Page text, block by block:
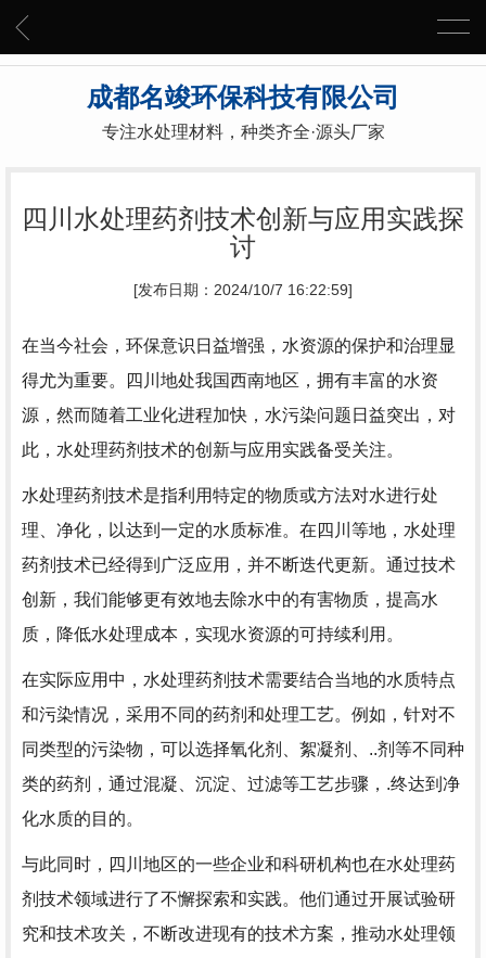
成都名竣环保科技有限公司
专注水处理材料，种类齐全·源头厂家
四川水处理药剂技术创新与应用实践探
讨
[发布日期：2024/10/7 16:22:59]
在当今社会，环保意识日益增强，水资源的保护和治理显
得尤为重要。四川地处我国西南地区，拥有丰富的水资
源，然而随着工业化进程加快，水污染问题日益突出，对
此，水处理药剂技术的创新与应用实践备受关注。
水处理药剂技术是指利用特定的物质或方法对水进行处
理、净化，以达到一定的水质标准。在四川等地，水处理
药剂技术已经得到广泛应用，并不断迭代更新。通过技术
创新，我们能够更有效地去除水中的有害物质，提高水
质，降低水处理成本，实现水资源的可持续利用。
在实际应用中，水处理药剂技术需要结合当地的水质特点
和污染情况，采用不同的药剂和处理工艺。例如，针对不
同类型的污染物，可以选择氧化剂、絮凝剂、..剂等不同种
类的药剂，通过混凝、沉淀、过滤等工艺步骤，.终达到净
化水质的目的。
与此同时，四川地区的一些企业和科研机构也在水处理药
剂技术领域进行了不懈探索和实践。他们通过开展试验研
究和技术攻关，不断改进现有的技术方案，推动水处理领